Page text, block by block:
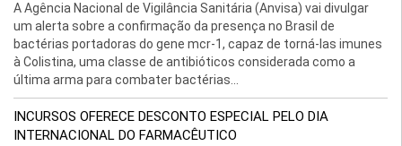
A Agência Nacional de Vigilância Sanitária (Anvisa) vai divulgar
um alerta sobre a confirmação da presença no Brasil de
bactérias portadoras do gene mcr-1, capaz de torná-las imunes
à Colistina, uma classe de antibióticos considerada como a
última arma para combater bactérias...
INCURSOS OFERECE DESCONTO ESPECIAL PELO DIA
INTERNACIONAL DO FARMACÊUTICO